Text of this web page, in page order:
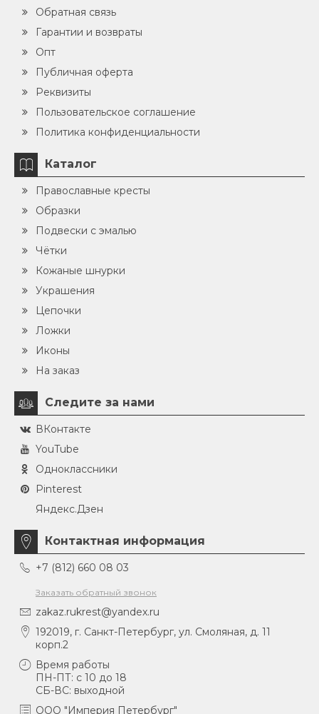
Обратная связь
Гарантии и возвраты
Опт
Публичная оферта
Реквизиты
Пользовательское соглашение
Политика конфиденциальности
Каталог
Православные кресты
Образки
Подвески с эмалью
Чётки
Кожаные шнурки
Украшения
Цепочки
Ложки
Иконы
На заказ
Следите за нами
ВКонтакте
YouTube
Одноклассники
Pinterest
Яндекс.Дзен
Контактная информация
+7 (812) 660 08 03
Заказать обратный звонок
zakaz.rukrest@yandex.ru
192019, г. Санкт-Петербург, ул. Смоляная, д. 11
корп.2
Время работы
ПН-ПТ: с 10 до 18
СБ-ВС: выходной
ООО "Империя Петербург"